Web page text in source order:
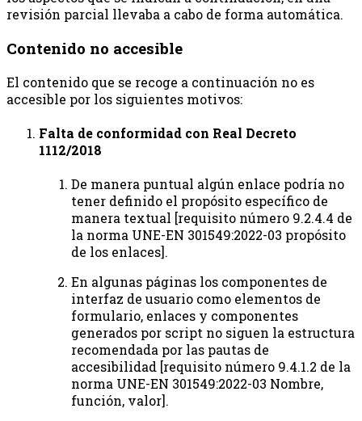
revisión parcial llevaba a cabo de forma automática.
Contenido no accesible
El contenido que se recoge a continuación no es
accesible por los siguientes motivos:
Falta de conformidad con Real Decreto
1112/2018
De manera puntual algún enlace podría no
tener definido el propósito específico de
manera textual [requisito número 9.2.4.4 de
la norma UNE-EN 301549:2022-03 propósito
de los enlaces].
En algunas páginas los componentes de
interfaz de usuario como elementos de
formulario, enlaces y componentes
generados por script no siguen la estructura
recomendada por las pautas de
accesibilidad [requisito número 9.4.1.2 de la
norma UNE-EN 301549:2022-03 Nombre,
función, valor].